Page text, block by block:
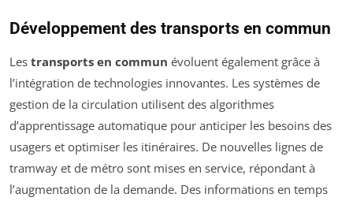
Développement des transports en commun
Les transports en commun évoluent également grâce à
l’intégration de technologies innovantes. Les systèmes de
gestion de la circulation utilisent des algorithmes
d’apprentissage automatique pour anticiper les besoins des
usagers et optimiser les itinéraires. De nouvelles lignes de
tramway et de métro sont mises en service, répondant à
l’augmentation de la demande. Des informations en temps